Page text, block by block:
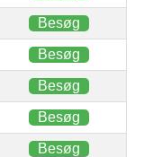
Besøg
Besøg
Besøg
Besøg
Besøg